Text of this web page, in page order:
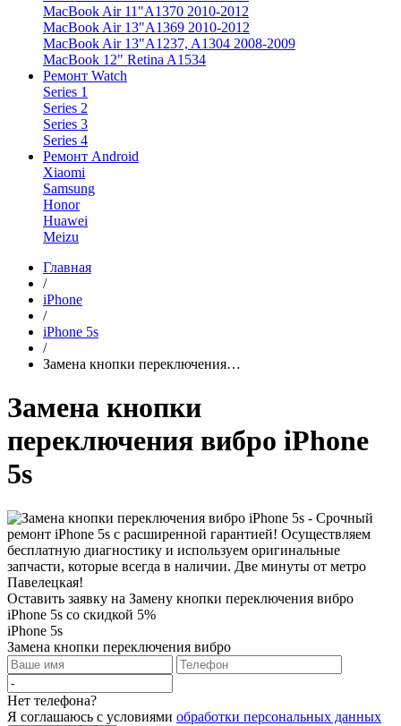
MacBook Air 11"A1370 2010-2012
MacBook Air 13"A1369 2010-2012
MacBook Air 13"A1237, A1304 2008-2009
MacBook 12" Retina A1534
Ремонт Watch
Series 1
Series 2
Series 3
Series 4
Ремонт Android
Xiaomi
Samsung
Honor
Huawei
Meizu
Главная
/
iPhone
/
iPhone 5s
/
Замена кнопки переключения…
Замена кнопки
переключения вибро iPhone
5s
Оставить заявку на Замену кнопки переключения вибро
iPhone 5s со скидкой 5%
iPhone 5s
Замена кнопки переключения вибро
Нет телефона?
Я соглашаюсь с условиями обработки персональных данных